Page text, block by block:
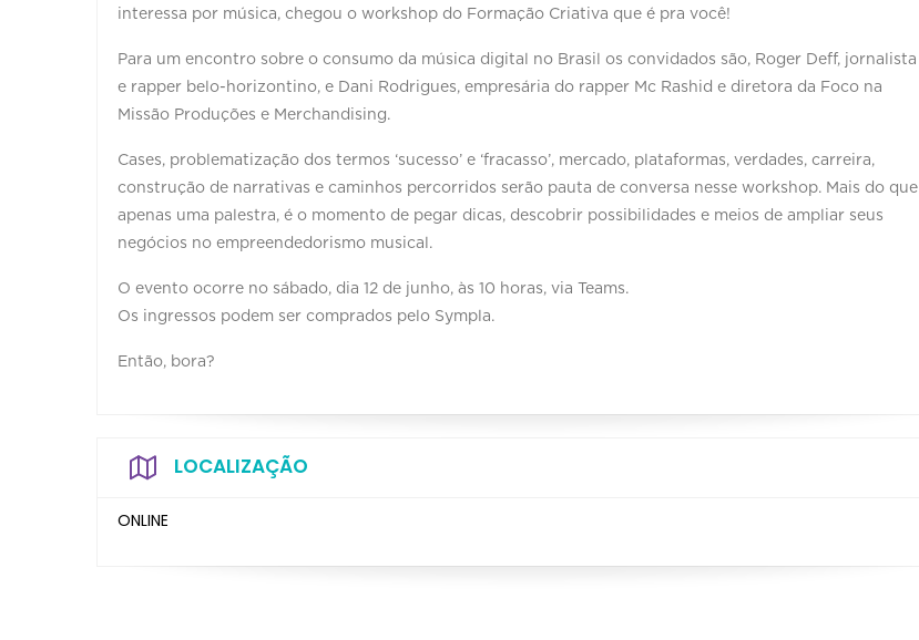
interessa por música, chegou o workshop do Formação Criativa que é pra você!
Para um encontro sobre o consumo da música digital no Brasil os convidados são, Roger Deff, jornalista
e rapper belo-horizontino, e Dani Rodrigues, empresária do rapper Mc Rashid e diretora da Foco na
Missão Produções e Merchandising.
Cases, problematização dos termos ‘sucesso’ e ‘fracasso’, mercado, plataformas, verdades, carreira,
construção de narrativas e caminhos percorridos serão pauta de conversa nesse workshop. Mais do que
apenas uma palestra, é o momento de pegar dicas, descobrir possibilidades e meios de ampliar seus
negócios no empreendedorismo musical.
O evento ocorre no sábado, dia 12 de junho, às 10 horas, via Teams.
Os ingressos podem ser comprados pelo Sympla.
Então, bora?
LOCALIZAÇÃO
ONLINE